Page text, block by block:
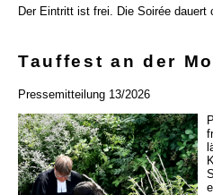
Der Eintritt ist frei. Die Soirée dauert
Tauffest an der
Pressemitteilung 13/2026